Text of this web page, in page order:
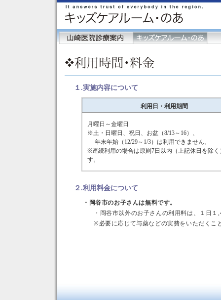
１.実施内容について
利用日・利用期間
月曜日～金曜日
※土・日曜日、祝日、お盆（8/13～16）、
年末年始（12/29～1/3）は利用できません。
※連続利用の場合は原則7日以内（上記休日を除く
す。
２.利用料金について
・岡谷市のお子さんは無料です。
・岡谷市以外のお子さんの利用料は、１日１
※必要に応じて与薬などの実費をいただくこ